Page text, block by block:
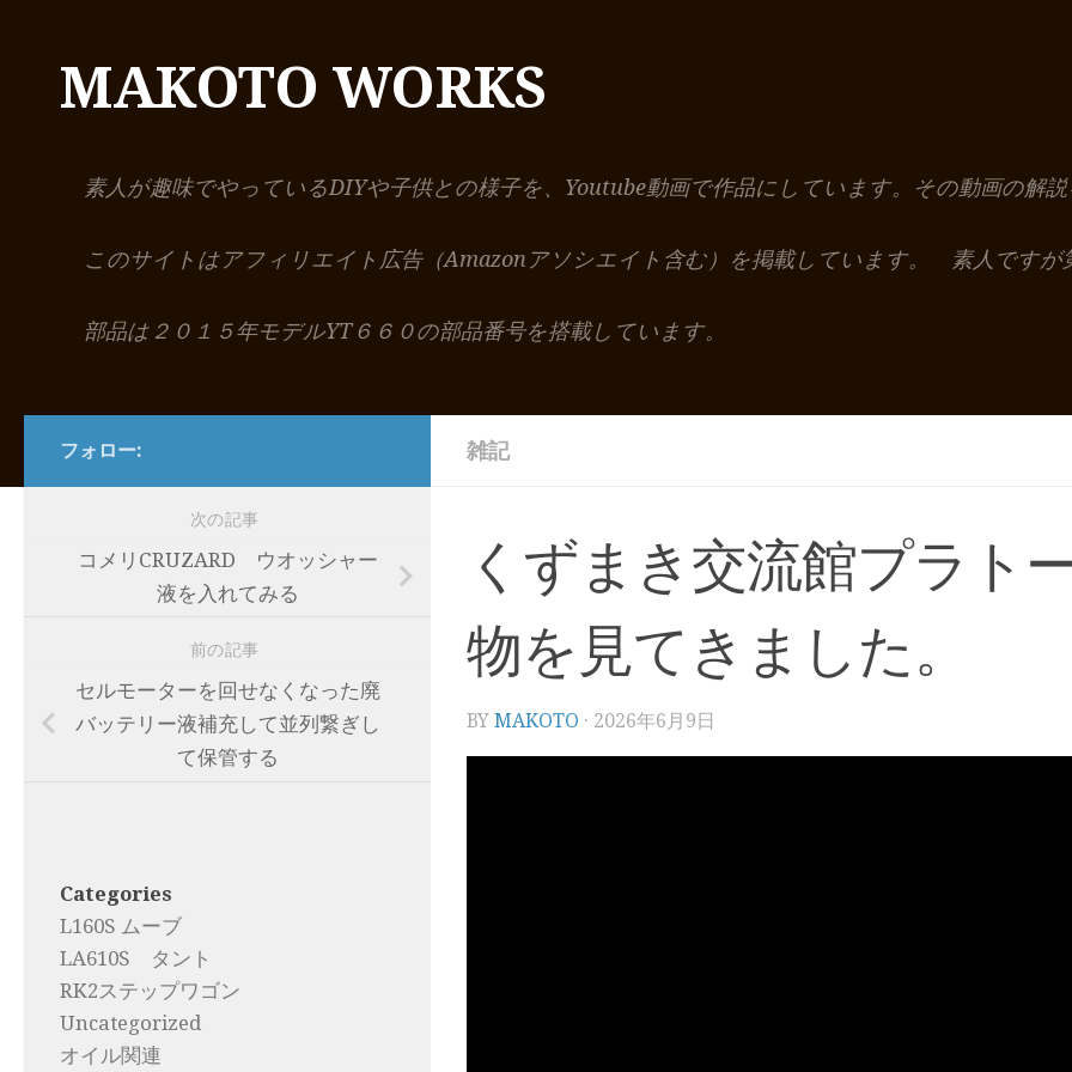
MAKOTO WORKS
素人が趣味でやっているDIYや子供との様子を、Youtube動画で作品にしています。その動画の
このサイトはアフィリエイト広告（Amazonアソシエイト含む）を掲載しています。 素人です
部品は２０１５年モデルYT６６０の部品番号を搭載しています。
雑記
くずまき交流館プラト
物を見てきました。
BY MAKOTO · 2026年6月9日
フォロー:
次の記事
コメリCRUZARD ウオッシャー
液を入れてみる
前の記事
セルモーターを回せなくなった廃
バッテリー液補充して並列繋ぎし
て保管する
Categories
L160S ムーブ
LA610S タント
RK2ステップワゴン
Uncategorized
オイル関連